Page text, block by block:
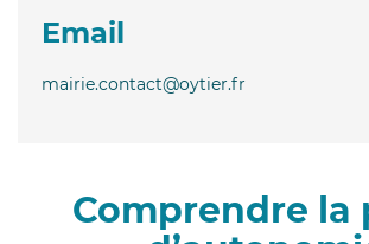
Email
mairie.contact@oytier.fr
Comprendre la